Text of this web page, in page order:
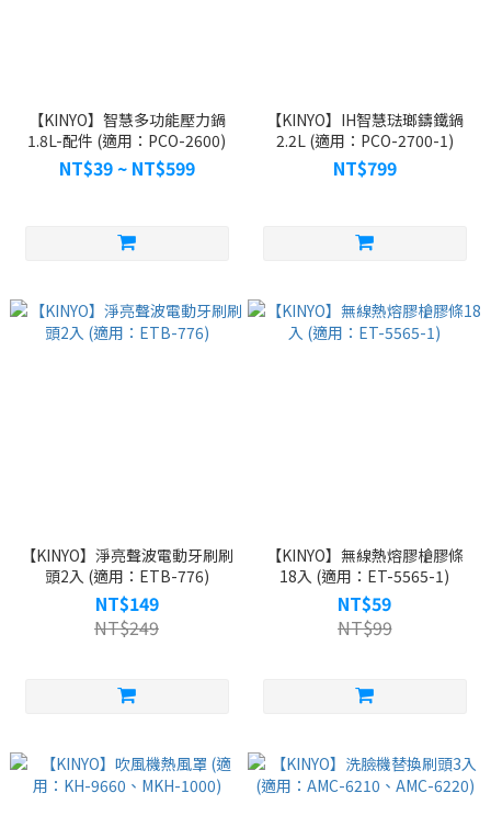
【KINYO】智慧多功能壓力鍋
1.8L-配件 (適用：PCO-2600)
NT$39 ~ NT$599
【KINYO】IH智慧琺瑯鑄鐵鍋
2.2L (適用：PCO-2700-1)
NT$799
【KINYO】淨亮聲波電動牙刷刷
頭2入 (適用：ETB-776)
NT$149
NT$249
【KINYO】無線熱熔膠槍膠條
18入 (適用：ET-5565-1)
NT$59
NT$99